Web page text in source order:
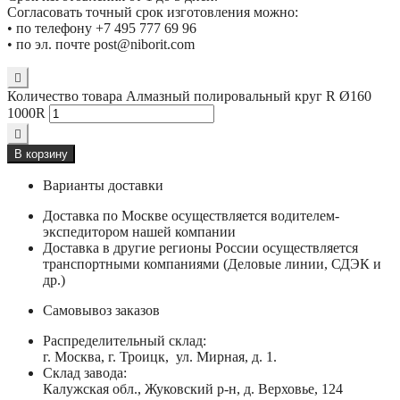
Согласовать точный срок изготовления можно:
• по телефону +7 495 777 69 96
• по эл. почте post@niborit.com
Количество товара Алмазный полировальный круг R Ø160
1000R
В корзину
Варианты доставки
Доставка по Москве осуществляется водителем-
экспедитором нашей компании
Доставка в другие регионы России осуществляется
транспортными компаниями (Деловые линии, СДЭК и
др.)
Самовывоз заказов
Распределительный склад:
г. Москва, г. Троицк, ул. Мирная, д. 1.
Склад завода:
Калужская обл., Жуковский р-н, д. Верховье, 124